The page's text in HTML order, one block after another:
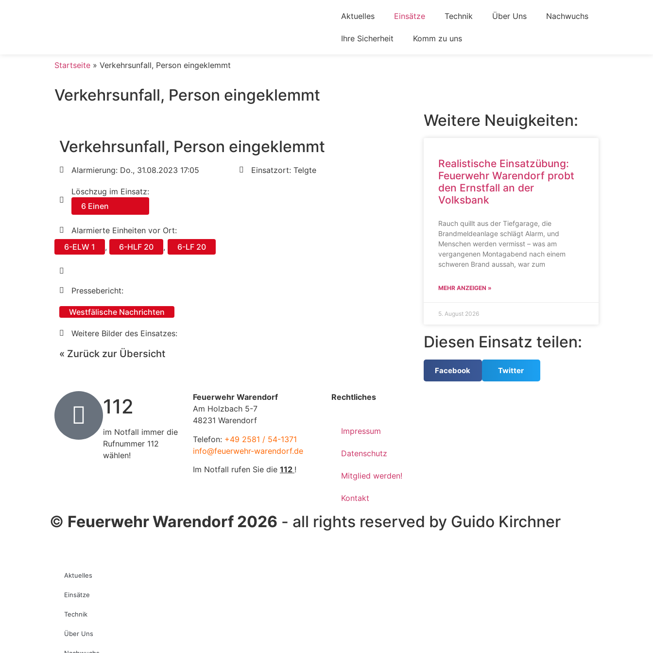
Aktuelles Einsätze Technik Über Uns Nachwuchs
Ihre Sicherheit Komm zu uns
Startseite » Verkehrsunfall, Person eingeklemmt
Verkehrsunfall, Person eingeklemmt
Verkehrsunfall, Person eingeklemmt
Alarmierung: Do., 31.08.2023 17:05 Einsatzort: Telgte
Löschzug im Einsatz:
6 Einen
Alarmierte Einheiten vor Ort:
6-ELW 1
, 6-HLF 20 , 6-LF 20
Pressebericht:
Westfälische Nachrichten
Weitere Bilder des Einsatzes:
« Zurück zur Übersicht
Weitere Neuigkeiten:
Realistische Einsatzübung:
Feuerwehr Warendorf probt
den Ernstfall an der
Volksbank
Rauch quillt aus der Tiefgarage, die
Brandmeldeanlage schlägt Alarm, und
Menschen werden vermisst – was am
vergangenen Montagabend nach einem
schweren Brand aussah, war zum
MEHR ANZEIGEN »
5. August 2026
Diesen Einsatz teilen:
Facebook Twitter
112
im Notfall immer die
Rufnummer 112
wählen!
Feuerwehr Warendorf
Am Holzbach 5-7
48231 Warendorf
Telefon: +49 2581 / 54-1371
info@feuerwehr-warendorf.de
Im Notfall rufen Sie die 112 !
Rechtliches
Impressum
Datenschutz
Mitglied werden!
Kontakt
© Feuerwehr Warendorf 2026 - all rights reserved by Guido Kirchner
Aktuelles
Einsätze
Technik
Über Uns